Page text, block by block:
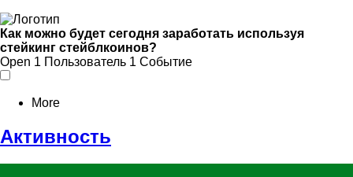
Как можно будет сегодня заработать используя
стейкинг стейблкоинов?
Open 1 Пользователь 1 Событие
More
Активность